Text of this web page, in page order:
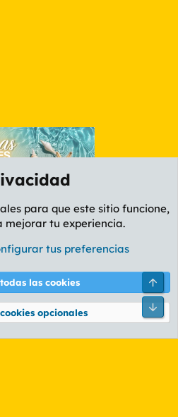
AMARILLO
Política de privacidad Ayuda
© 2010-2026 XenForo Ltd.
para que este sitio funcione,
mejorar tu experiencia.
tus preferencias
las cookies
opcionales
Pie